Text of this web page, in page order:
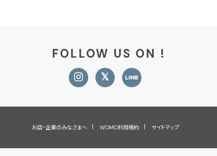
FOLLOW US ON !
お店・企業のみなさまへ WOMO利用規約 サイトマップ